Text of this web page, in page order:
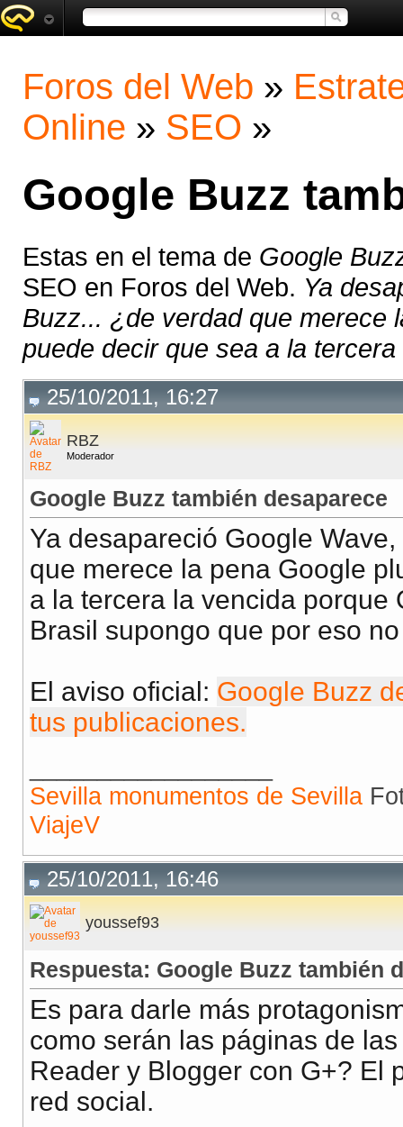
Foros del Web »
Online » SEO »
Google Buzz
Estas en el tema de Google
SEO en Foros del Web. Ya
Buzz... ¿de verdad que merece
puede decir que sea a la tercera
25/10/2011, 16:27
RBZ
Moderador
Google Buzz también desaparece
Ya desapareció Google
que merece la pena Google
a la tercera la vencida porque
Brasil supongo que por eso
El aviso oficial: Google Buzz
tus publicaciones.
Sevilla monumentos de Sevilla
ViajeV
25/10/2011, 16:46
youssef93
Respuesta: Google Buzz también
Es para darle más
como serán las páginas de
Reader y Blogger con G+? El
red social.